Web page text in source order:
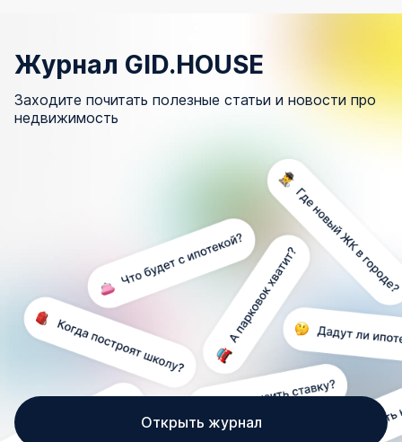
Журнал GID.HOUSE
Заходите почитать полезные статьи и новости про
недвижимость
Открыть журнал